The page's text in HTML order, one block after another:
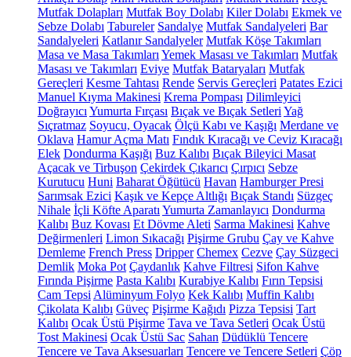
Mutfak Dolapları Mutfak Boy Dolabı Kiler Dolabı Ekmek ve
Sebze Dolabı Tabureler Sandalye Mutfak Sandalyeleri Bar
Sandalyeleri Katlanır Sandalyeler Mutfak Köşe Takımları
Masa ve Masa Takımları Yemek Masası ve Takımları Mutfak
Masası ve Takımları Eviye Mutfak Bataryaları Mutfak
Gereçleri Kesme Tahtası Rende Servis Gereçleri Patates Ezici
Manuel Kıyma Makinesi Krema Pompası Dilimleyici
Doğrayıcı Yumurta Fırçası Bıçak ve Bıçak Setleri Yağ
Sıçratmaz Soyucu, Oyacak Ölçü Kabı ve Kaşığı Merdane ve
Oklava Hamur Açma Matı Fındık Kıracağı ve Ceviz Kıracağı
Elek Dondurma Kaşığı Buz Kalıbı Bıçak Bileyici Masat
Açacak ve Tirbuşon Çekirdek Çıkarıcı Çırpıcı Sebze
Kurutucu Huni Baharat Öğütücü Havan Hamburger Presi
Sarımsak Ezici Kaşık ve Kepçe Altlığı Bıçak Standı Süzgeç
Nihale İçli Köfte Aparatı Yumurta Zamanlayıcı Dondurma
Kalıbı Buz Kovası Et Dövme Aleti Sarma Makinesi Kahve
Değirmenleri Limon Sıkacağı Pişirme Grubu Çay ve Kahve
Demleme French Press Dripper Chemex Cezve Çay Süzgeci
Demlik Moka Pot Çaydanlık Kahve Filtresi Sifon Kahve
Fırında Pişirme Pasta Kalıbı Kurabiye Kalıbı Fırın Tepsisi
Cam Tepsi Alüminyum Folyo Kek Kalıbı Muffin Kalıbı
Çikolata Kalıbı Güveç Pişirme Kağıdı Pizza Tepsisi Tart
Kalıbı Ocak Üstü Pişirme Tava ve Tava Setleri Ocak Üstü
Tost Makinesi Ocak Üstü Sac Sahan Düdüklü Tencere
Tencere ve Tava Aksesuarları Tencere ve Tencere Setleri Çöp